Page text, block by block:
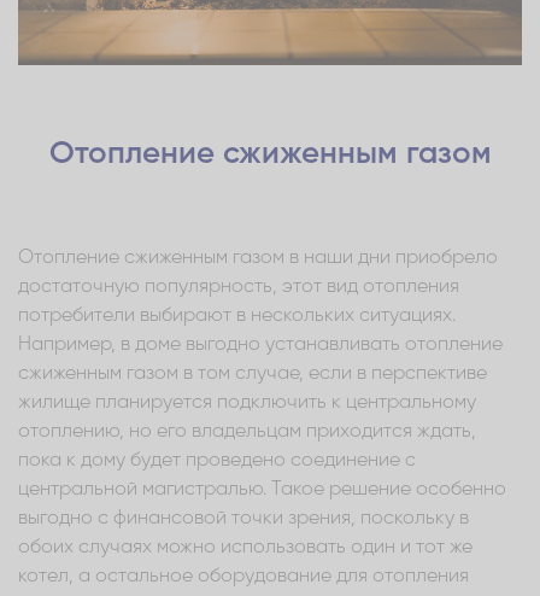
Отопление сжиженным газом
Отопление сжиженным газом в наши дни приобрело
достаточную популярность, этот вид отопления
потребители выбирают в нескольких ситуациях.
Например, в доме выгодно устанавливать отопление
сжиженным газом в том случае, если в перспективе
жилище планируется подключить к центральному
отоплению, но его владельцам приходится ждать,
пока к дому будет проведено соединение с
центральной магистралью. Такое решение особенно
выгодно с финансовой точки зрения, поскольку в
обоих случаях можно использовать один и тот же
котел, а остальное оборудование для отопления